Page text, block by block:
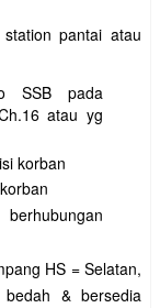
pantai atau
SSB pada
atau yg
korban
HS = Selatan,
& bersedia